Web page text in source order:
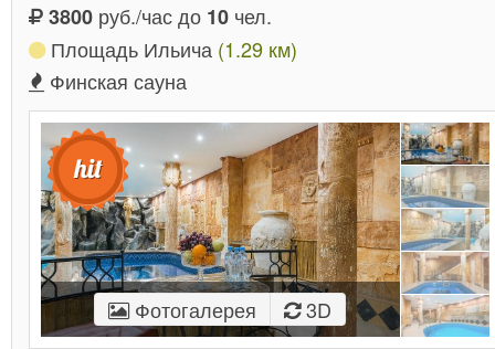
3800 руб./час до 10 чел.
Площадь Ильича (1.29 км)
Финская сауна
Фотогалерея 3D